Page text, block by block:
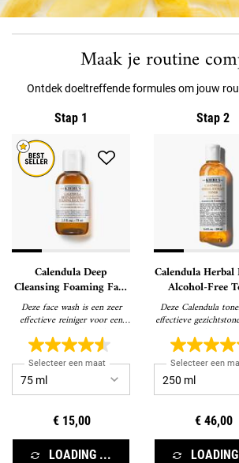
Maak je routine
Ontdek doeltreffende formules om jouw
Stap 1
Calendula Deep
Cleansing Foaming Face
Wash - Gezichtsreiniger
Deze face wash is een zeer
effectieve reiniger voor een
gladdere en zachtere huid
Selecteer een maat
€ 15,00
LOADING ...
Stap 2
Calendula
Alcohol-Free
Deze Calendula
effectieve
alcohol
Selecteer een
€ 46,00